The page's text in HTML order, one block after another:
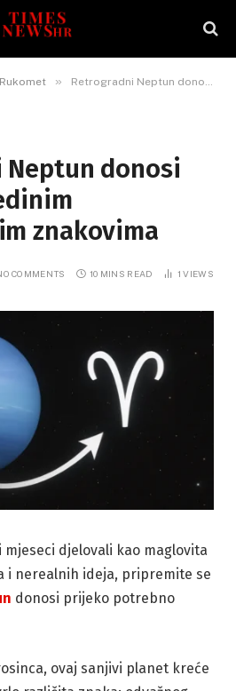
Rukomet » Retrogradni Neptun donosi izazove pojedinim horoskopskim znakovima
donosi
znakovima
COMMENTS 10 MINS READ 1VIEWS
djelovali kao maglovita
i nerealnih ideja, pripremite se
donosi prijeko potrebno
ovaj sanjivi planet kreće